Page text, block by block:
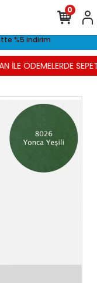
%5 indirim
İLE ÖDEMELERDE
0